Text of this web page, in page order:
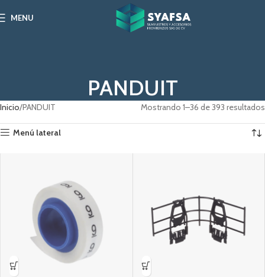
MENU
PANDUIT
Inicio PANDUIT Mostrando 1–36 de 393 resultados
Menú lateral